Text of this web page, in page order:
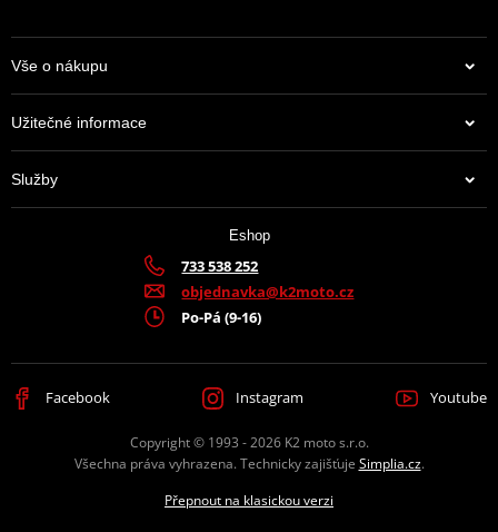
Vše o nákupu
Užitečné informace
Služby
Eshop
733 538 252
objednavka@k2moto.cz
Po-Pá (9-16)
Facebook Instagram Youtube
Copyright © 1993 - 2026 K2 moto s.r.o.
Všechna práva vyhrazena. Technicky zajišťuje Simplia.cz.
Přepnout na klasickou verzi